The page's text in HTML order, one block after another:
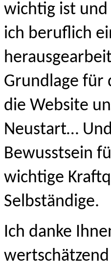
wichtig ist
ich beruflich
Grundlage für
die Website
Neustart…
Bewusstsein
wichtige
Selbständige.
Ich danke